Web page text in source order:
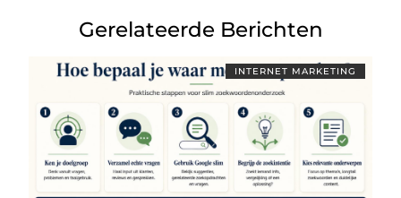
Gerelateerde Berichten
INTERNET MARKETING